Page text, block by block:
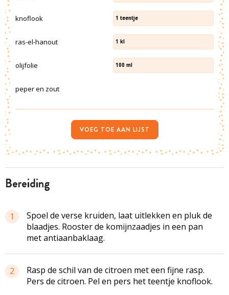
bereiding
1
Spoel de verse kruiden, laat uitlekken en pluk de
blaadjes. Rooster de komijnzaadjes in een pan
met antiaanbaklaag.
2
Rasp de schil van de citroen met een fijne rasp.
Pers de citroen. Pel en pers het teentje knoflook.
knoflook 1 teentje
ras-el-hanout 1 kl
olijfolie 100 ml
peper en zout
VOEG TOE AAN LIJST